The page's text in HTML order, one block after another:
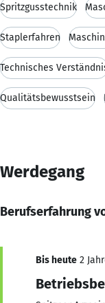
Spritzgusstechnik
Staplerfahren
Technisches
Qualitätsbewusstsein
Werdegang
Berufserfahrung
Bis heute 2